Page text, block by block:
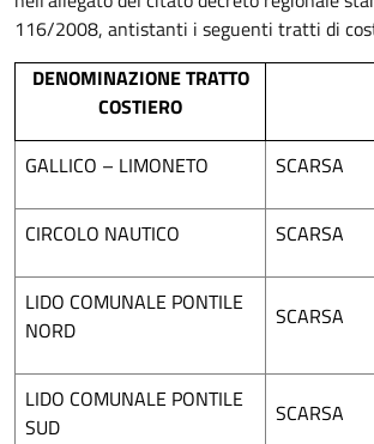
116/2008, antistanti i seguenti tratti di
DENOMINAZIONE TRATTO
COSTIERO
GALLICO – LIMONETO SCARSA
CIRCOLO NAUTICO SCARSA
LIDO COMUNALE PONTILE
NORD
SCARSA
LIDO COMUNALE PONTILE
SUD
SCARSA